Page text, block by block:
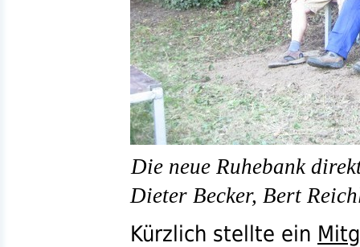
Die neue Ruhebank
Dieter Becker, Bert
Kürzlich stellte ein